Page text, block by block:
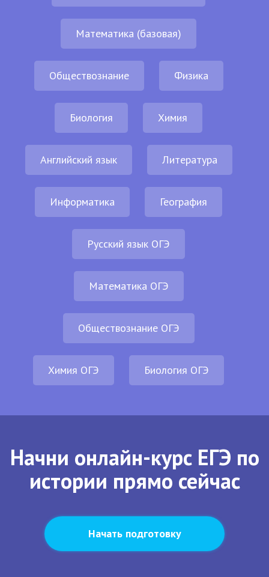
Математика (базовая)
Обществознание Физика
Биология Химия
Английский язык Литература
Информатика География
Русский язык ОГЭ
Математика ОГЭ
Обществознание ОГЭ
Химия ОГЭ Биология ОГЭ
Начни онлайн-курс ЕГЭ по
истории прямо сейчас
Начать подготовку